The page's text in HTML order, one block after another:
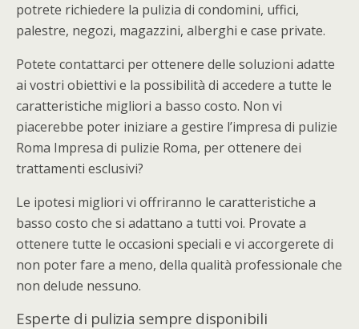
potrete richiedere la pulizia di condomini, uffici,
palestre, negozi, magazzini, alberghi e case private.
Potete contattarci per ottenere delle soluzioni adatte
ai vostri obiettivi e la possibilità di accedere a tutte le
caratteristiche migliori a basso costo. Non vi
piacerebbe poter iniziare a gestire l’impresa di pulizie
Roma Impresa di pulizie Roma, per ottenere dei
trattamenti esclusivi?
Le ipotesi migliori vi offriranno le caratteristiche a
basso costo che si adattano a tutti voi. Provate a
ottenere tutte le occasioni speciali e vi accorgerete di
non poter fare a meno, della qualità professionale che
non delude nessuno.
Esperte di pulizia sempre disponibili